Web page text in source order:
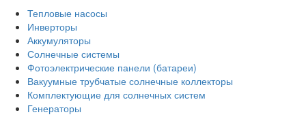
Тепловые насосы
Инверторы
Аккумуляторы
Солнечные системы
Фотоэлектрические панели (батареи)
Вакуумные трубчатые солнечные коллекторы
Комплектующие для солнечных систем
Генераторы